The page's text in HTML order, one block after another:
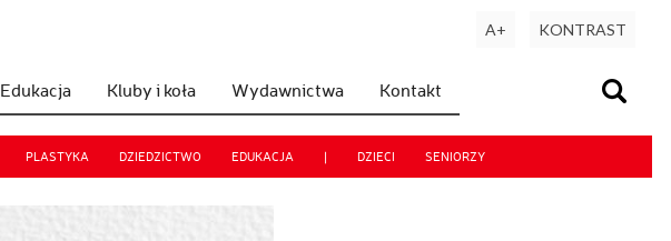
Edukacja Kluby i koła Wydawnictwa Kontakt
PLASTYKA DZIEDZICTWO EDUKACJA | DZIECI SENIORZY
A+ KONTRAST